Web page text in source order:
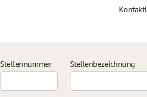
Stellennummer Stellenbezeichnung